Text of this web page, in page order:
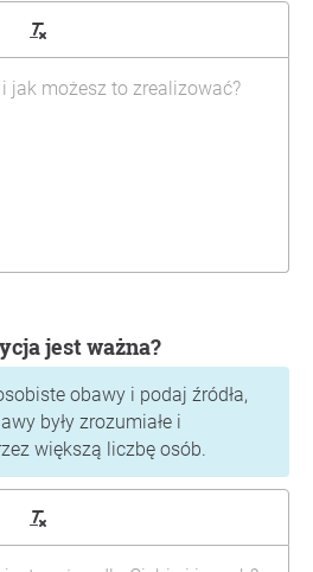
jest ważna?
obawy i podaj źródła,
były zrozumiałe i
większą liczbę osób.